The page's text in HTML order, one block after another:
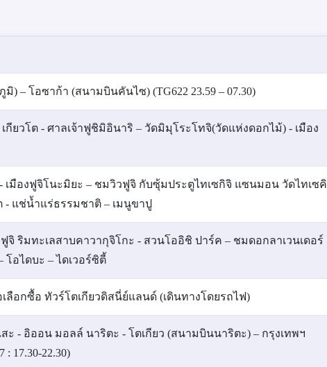
) – โอซาก้า (สนามบินคันไซ) (TG622 23.59 – 07.30)
ยวโต - ศาลเจ้าฟูชิมิอินาริ – วัดมิมุโระโทจิ(วัดแห่งดอกไม้) - เมือง
มืองฟูจิโนะมิยะ – ชมวิวฟูจิ กับซุ้มประตูไทเซกิจิ แซนมอน วัดไทเซคิ
- แช่น้ำแร่ธรรมชาติ – เมนูขาปู
ริมทะเลสาบคาวากุจิโกะ - สวนโออิชิ ปาร์ค – ชมดอกลาเวนเดอร์
โอไดบะ – ไดเวอร์ซิตี้
ลือกซื้อ ทัวร์โตเกียวดิสนี่ย์แลนด์ (เดินทางโดยรถไฟ)
ะ - อิออน มอลล์ นาริตะ - โตเกียว (สนามบินนาริตะ) – กรุงเทพฯ
17.30-22.30)